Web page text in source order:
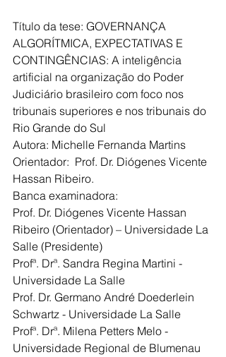
Título da tese: GOVERNANÇA
ALGORÍTMICA, EXPECTATIVAS E
CONTINGÊNCIAS: A inteligência
artificial na organização do Poder
Judiciário brasileiro com foco nos
tribunais superiores e nos tribunais do
Rio Grande do Sul
Autora: Michelle Fernanda Martins
Orientador:  Prof. Dr. Diógenes Vicente
Hassan Ribeiro.
Banca examinadora:
Prof. Dr. Diógenes Vicente Hassan
Ribeiro (Orientador) – Universidade La
Salle (Presidente)
Profª. Drª. Sandra Regina Martini -
Universidade La Salle
Prof. Dr. Germano André Doederlein
Schwartz - Universidade La Salle
Profª. Drª. Milena Petters Melo -
Universidade Regional de Blumenau